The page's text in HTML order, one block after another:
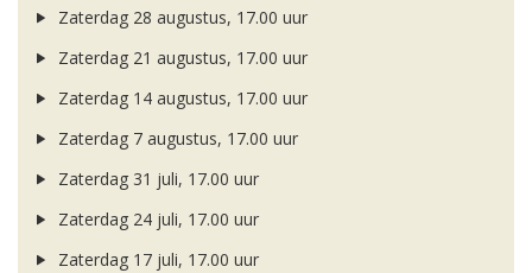
Zaterdag 28 augustus, 17.00 uur
Zaterdag 21 augustus, 17.00 uur
Zaterdag 14 augustus, 17.00 uur
Zaterdag 7 augustus, 17.00 uur
Zaterdag 31 juli, 17.00 uur
Zaterdag 24 juli, 17.00 uur
Zaterdag 17 juli, 17.00 uur